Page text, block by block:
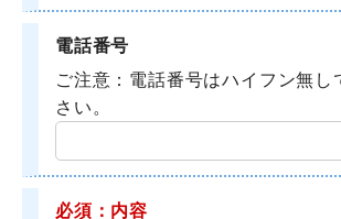
電話番号
ご注意：電話番号はハイフン無し
さい。
必須：内容